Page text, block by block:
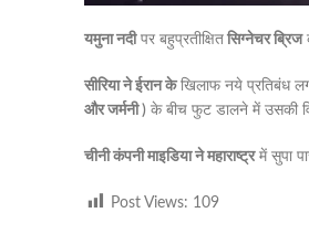
यमुना नदीपर बहुप्रतीक्षित सिग्नेचर ब्रिज
सीरिया ने ईरान केखिलाफ नये प्रतिबंध
और जर्मनी ) के बीच फुट डालने में उसकी
चीनी कंपनी माइडिया ने महाराष्ट्रमें सुपा
Post Views: 109